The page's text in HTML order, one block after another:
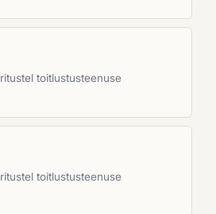
toitlustusteenuse
toitlustusteenuse